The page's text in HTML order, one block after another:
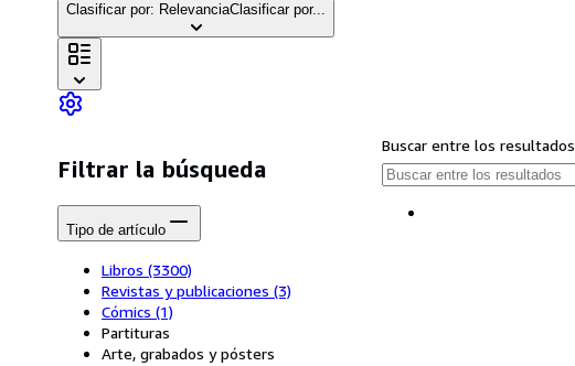
Clasificar por: RelevanciaClasificar por...
Filtrar la búsqueda
Tipo de artículo
Libros (3300)
Revistas y publicaciones (3)
Cómics (1)
Partituras
Arte, grabados y pósters
Buscar entre los resultados